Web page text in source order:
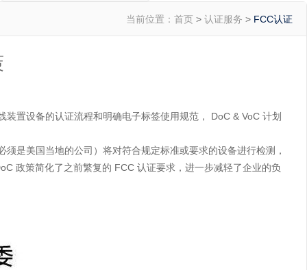
当前位置： 首页 > 认证服务 > FCC认证
置设备的认证流程和明确电子标签使用规范， DoC & VoC 计划
是美国当地的公司）将对符合规定标准或要求的设备进行检测，
政策简化了之前繁复的 FCC 认证要求，进一步减轻了企业的负